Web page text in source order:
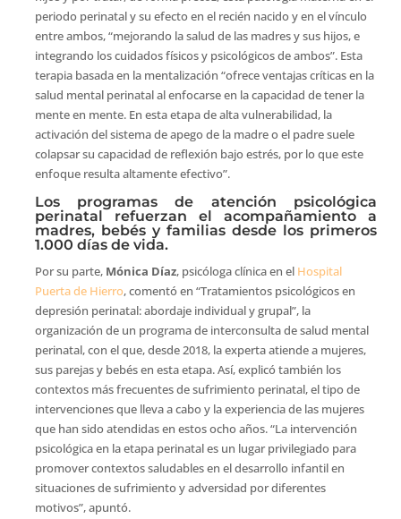
periodo perinatal y su efecto en el recién nacido y en el vínculo
entre ambos, “mejorando la salud de las madres y sus hijos, e
integrando los cuidados físicos y psicológicos de ambos”. Esta
terapia basada en la mentalización “ofrece ventajas críticas en la
salud mental perinatal al enfocarse en la capacidad de tener la
mente en mente. En esta etapa de alta vulnerabilidad, la
activación del sistema de apego de la madre o el padre suele
colapsar su capacidad de reflexión bajo estrés, por lo que este
enfoque resulta altamente efectivo”.
Los programas de atención psicológica
perinatal refuerzan el acompañamiento a
madres, bebés y familias desde los primeros
1.000 días de vida.
Por su parte, Mónica Díaz, psicóloga clínica en el Hospital
Puerta de Hierro, comentó en “Tratamientos psicológicos en
depresión perinatal: abordaje individual y grupal”, la
organización de un programa de interconsulta de salud mental
perinatal, con el que, desde 2018, la experta atiende a mujeres,
sus parejas y bebés en esta etapa. Así, explicó también los
contextos más frecuentes de sufrimiento perinatal, el tipo de
intervenciones que lleva a cabo y la experiencia de las mujeres
que han sido atendidas en estos ocho años. “La intervención
psicológica en la etapa perinatal es un lugar privilegiado para
promover contextos saludables en el desarrollo infantil en
situaciones de sufrimiento y adversidad por diferentes
motivos”, apuntó.